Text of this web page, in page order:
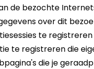
de bezochte
over dit
te registreren
te registreren die
die je